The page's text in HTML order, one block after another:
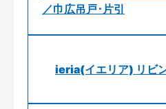
／巾広吊戸･片引
ieria(イエリア) リビ